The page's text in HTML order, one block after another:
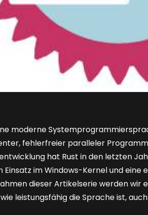
moderne
fehlerfreier paralleler
hat Rust in den letzten
Einsatz im Windows-Kernel und
dieser Artikelserie werden wir
leistungsfähig die Sprache ist,